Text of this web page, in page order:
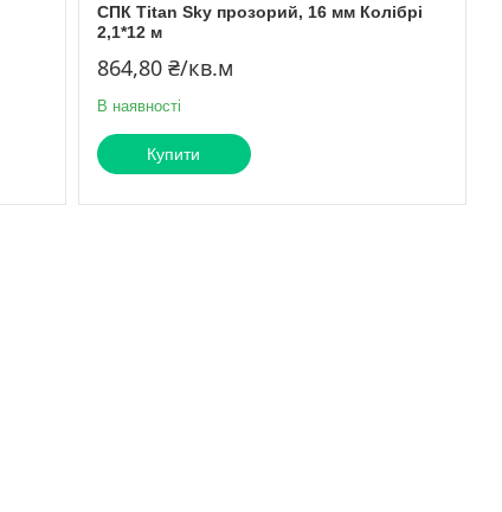
СПК Titan Sky прозорий, 16 мм Колібрі
2,1*12 м
864,80 ₴/кв.м
В наявності
Купити